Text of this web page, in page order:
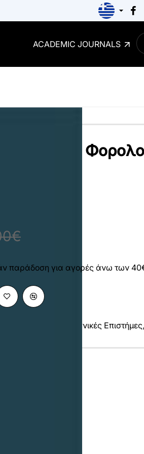
ACADEMIC JOURNALS
και
παράδοση για αγορές άνω των
Κοινωνικές Επιστήμες,